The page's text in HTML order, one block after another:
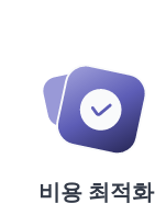
비용 최적화